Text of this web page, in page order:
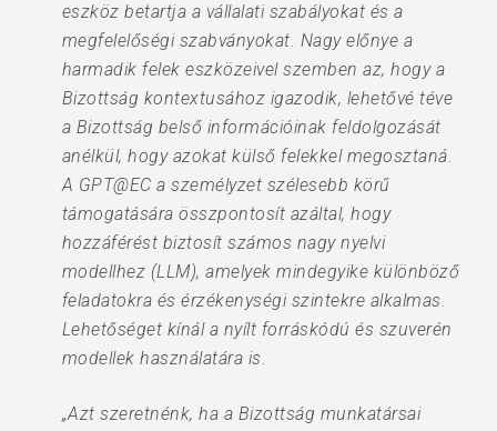
eszköz betartja a vállalati szabályokat és a
megfelelőségi szabványokat. Nagy előnye a
harmadik felek eszközeivel szemben az, hogy a
Bizottság kontextusához igazodik, lehetővé téve
a Bizottság belső információinak feldolgozását
anélkül, hogy azokat külső felekkel megosztaná.
A GPT@EC a személyzet szélesebb körű
támogatására összpontosít azáltal, hogy
hozzáférést biztosít számos nagy nyelvi
modellhez (LLM), amelyek mindegyike különböző
feladatokra és érzékenységi szintekre alkalmas.
Lehetőséget kínál a nyílt forráskódú és szuverén
modellek használatára is.
„Azt szeretnénk, ha a Bizottság munkatársai